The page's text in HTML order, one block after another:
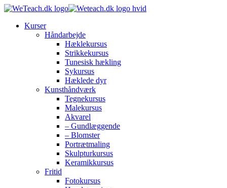
Kurser
Håndarbejde
Hæklekursus
Strikkekursus
Tunesisk hækling
Sykursus
Hæklede dyr
Kunsthåndværk
Tegnekursus
Malekursus
Akvarel
– Gundlæggende
– Blomster
Portrætmaling
Skulpturkursus
Keramikkursus
Fritid
Fotokursus